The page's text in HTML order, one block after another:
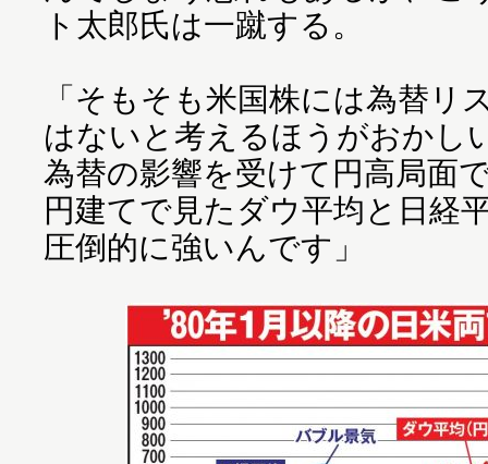
ト太郎氏は一蹴する。
「そもそも米国株には為替リ
はないと考えるほうがおかし
為替の影響を受けて円高局面
円建てで見たダウ平均と日経
圧倒的に強いんです」